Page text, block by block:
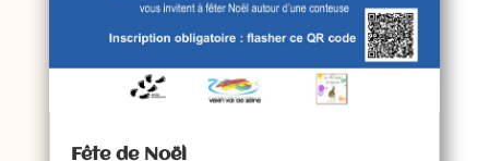
Fête de Noël